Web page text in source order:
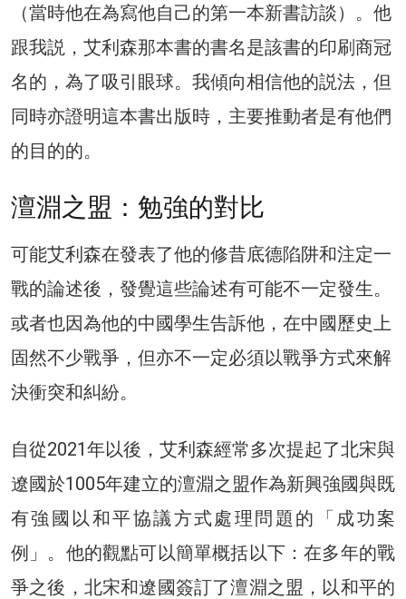
（當時他在為寫他自己的第一本新書訪談）。他
跟我説，艾利森那本書的書名是該書的印刷商冠
名的，為了吸引眼球。我傾向相信他的説法，但
同時亦證明這本書出版時，主要推動者是有他們
的目的的。
澶淵之盟：勉強的對比
可能艾利森在發表了他的修昔底德陷阱和注定一
戰的論述後，發覺這些論述有可能不一定發生。
或者也因為他的中國學生告訴他，在中國歷史上
固然不少戰爭，但亦不一定必須以戰爭方式來解
決衝突和糾紛。
自從2021年以後，艾利森經常多次提起了北宋與
遼國於1005年建立的澶淵之盟作為新興強國與既
有強國以和平協議方式處理問題的「成功案
例」。他的觀點可以簡單概括以下：在多年的戰
爭之後，北宋和遼國簽訂了澶淵之盟，以和平的